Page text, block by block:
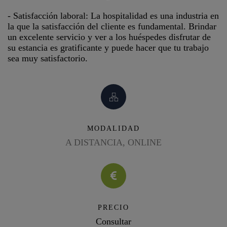
- Satisfacción laboral: La hospitalidad es una industria en
la que la satisfacción del cliente es fundamental. Brindar
un excelente servicio y ver a los huéspedes disfrutar de
su estancia es gratificante y puede hacer que tu trabajo
sea muy satisfactorio.
MODALIDAD
A DISTANCIA, ONLINE
PRECIO
Consultar